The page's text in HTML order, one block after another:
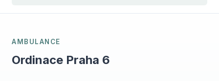
AMBULANCE
Ordinace Praha 6